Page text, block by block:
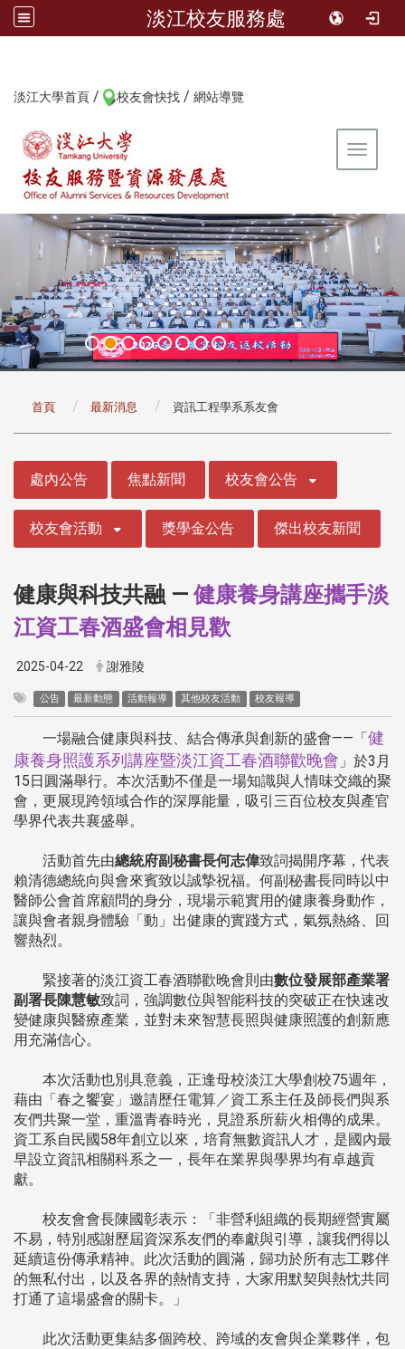
淡江校友服務處
淡江大學首頁 / 校友會快找 / 網站導覽
Toggle
首頁 最新消息 資訊工程學系系友會
處內公告 焦點新聞 校友會公告
校友會活動 獎學金公告 傑出校友新聞
健康與科技共融 — 健康養身講座攜手淡
江資工春酒盛會相見歡
2025-04-22 謝雅陵
公告 最新動態 活動報導 其他校友活動 校友報導
一場融合健康與科技、結合傳承與創新的盛會——「 健
康養身照護系列講座暨淡江資工春酒聯歡晚會 」於3月
15日圓滿舉行。本次活動不僅是一場知識與人情味交織的聚
會，更展現跨領域合作的深厚能量，吸引三百位校友與產官
學界代表共襄盛舉。
活動首先由總統府副秘書長何志偉致詞揭開序幕，代表
賴清德總統向與會來賓致以誠摯祝福。何副秘書長同時以中
醫師公會首席顧問的身分，現場示範實用的健康養身動作，
讓與會者親身體驗「動」出健康的實踐方式，氣氛熱絡、回
響熱烈。
緊接著的淡江資工春酒聯歡晚會則由數位發展部產業署
副署長陳慧敏致詞，強調數位與智能科技的突破正在快速改
變健康與醫療產業，並對未來智慧長照與健康照護的創新應
用充滿信心。
本次活動也別具意義，正逢母校淡江大學創校75週年，
藉由「春之饗宴」邀請歷任電算／資工系主任及師長們與系
友們共聚一堂，重溫青春時光，見證系所薪火相傳的成果。
資工系自民國58年創立以來，培育無數資訊人才，是國內最
早設立資訊相關科系之一，長年在業界與學界均有卓越貢
獻。
校友會會長陳國彰表示：「非營利組織的長期經營實屬
不易，特別感謝歷屆資深系友們的奉獻與引導，讓我們得以
延續這份傳承精神。此次活動的圓滿，歸功於所有志工夥伴
的無私付出，以及各界的熱情支持，大家用默契與熱忱共同
打通了這場盛會的關卡。」
此次活動更集結多個跨校、跨域的友會與企業夥伴，包